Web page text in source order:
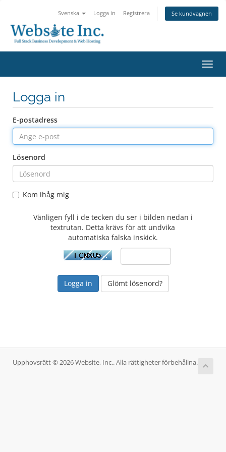
Svenska Logga in Registrera Se kundvagnen
Växla
Logga in
E-postadress
Lösenord
Kom ihåg mig
Vänligen fyll i de tecken du ser i bilden nedan i
textrutan. Detta krävs för att undvika
automatiska falska inskick.
Glömt lösenord?
Upphovsrätt © 2026 Website, Inc.. Alla rättigheter förbehållna.